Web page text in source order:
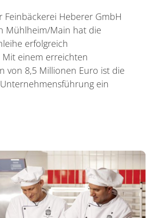
Feinbäckerei Heberer GmbH
Mühlheim/Main hat die
erfolgreich
Mit einem erreichten
von 8,5 Millionen Euro ist die
ein